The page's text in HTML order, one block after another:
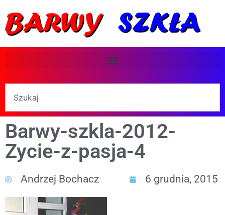
Barwy-szkla-2012-
Zycie-z-pasja-4
Andrzej Bochacz 6 grudnia, 2015